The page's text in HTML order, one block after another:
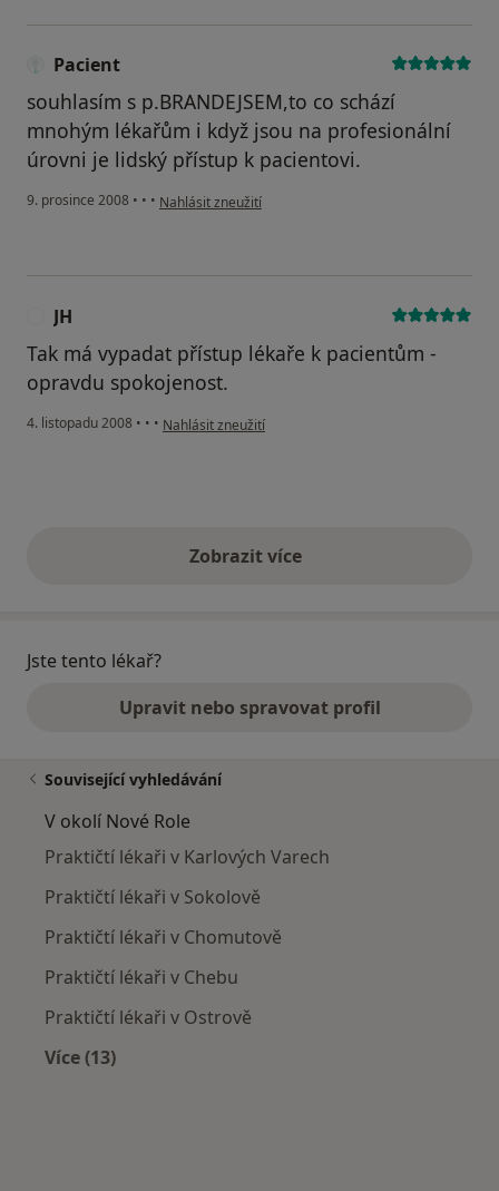
Pacient
souhlasím s p.BRANDEJSEM,to co schází
mnohým lékařům i když jsou na profesionální
úrovni je lidský přístup k pacientovi.
9. prosince 2008 • • • podle názoru uživatele Pacient
Nahlásit zneužití
JH
Tak má vypadat přístup lékaře k pacientům -
opravdu spokojenost.
4. listopadu 2008 • • • podle názoru uživatele JH
Nahlásit zneužití
Zobrazit vícevýše uvedené názory
Jste tento lékař?
Upravit nebo spravovat profil
Související vyhledávání
V okolí Nové Role
Praktičtí lékaři v Karlových Varech
Praktičtí lékaři v Sokolově
Praktičtí lékaři v Chomutově
Praktičtí lékaři v Chebu
Praktičtí lékaři v Ostrově
Více (13)